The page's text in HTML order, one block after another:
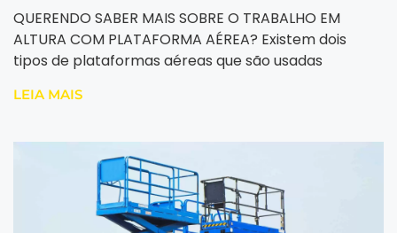
QUERENDO SABER MAIS SOBRE O TRABALHO EM
ALTURA COM PLATAFORMA AÉREA? Existem dois
tipos de plataformas aéreas que são usadas
LEIA MAIS